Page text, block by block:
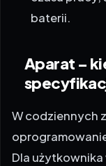
baterii.
Aparat –
W codziennych
Dla